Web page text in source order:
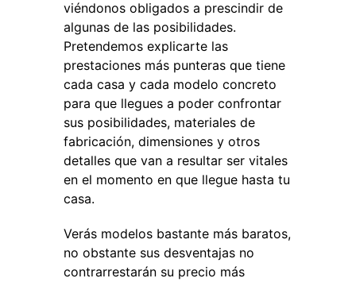
viéndonos obligados a prescindir de
algunas de las posibilidades.
Pretendemos explicarte las
prestaciones más punteras que tiene
cada casa y cada modelo concreto
para que llegues a poder confrontar
sus posibilidades, materiales de
fabricación, dimensiones y otros
detalles que van a resultar ser vitales
en el momento en que llegue hasta tu
casa.
Verás modelos bastante más baratos,
no obstante sus desventajas no
contrarrestarán su precio más